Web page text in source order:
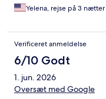
Yelena, rejse på 3 nætter
Verificeret anmeldelse
6/10 Godt
1. jun. 2026
Oversæt med Google